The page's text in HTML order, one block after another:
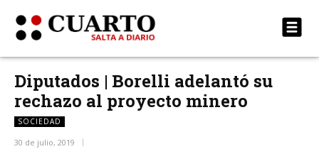
Diputados | Borelli adelantó su
rechazo al proyecto minero
SOCIEDAD
30 de julio, 2019